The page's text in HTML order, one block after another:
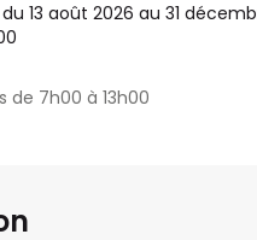
13 août 2026 au 31
de 7h00 à 13h00